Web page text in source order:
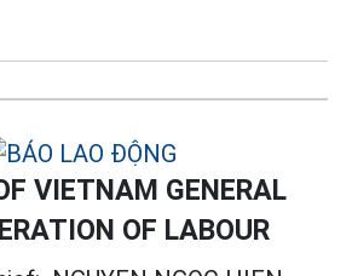
VIETNAM GENERAL
OF LABOUR